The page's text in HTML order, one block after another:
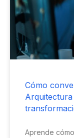
Cómo
Aprende